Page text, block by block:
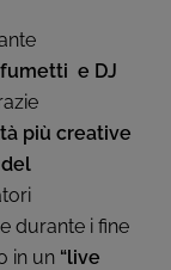
e DJ
più creative
durante i fine
in un “live